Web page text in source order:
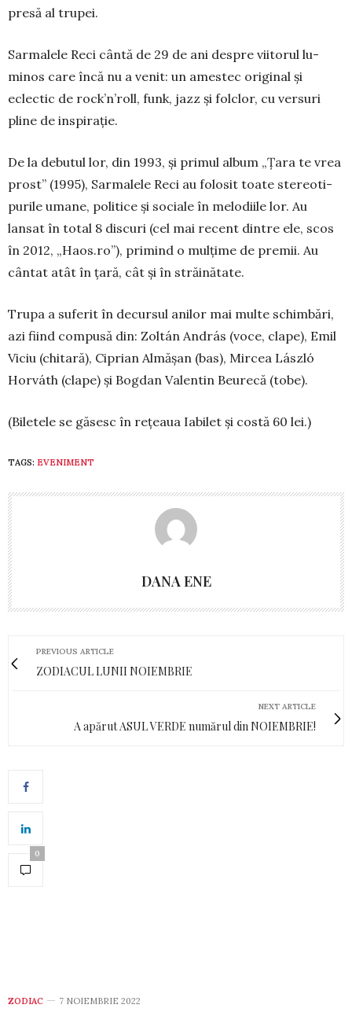
presă al trupei.
Sarmalele Reci cântă de 29 de ani despre viitorul lu­
minos care încă nu a venit: un amestec original şi
eclectic de rock’n’roll, funk, jazz şi folclor, cu versuri
pline de in­spi­rație.
De la debutul lor, din 1993, și primul album „Ţara te vrea
prost” (1995), Sarmalele Reci au folosit toate stereoti­
purile umane, politice și sociale în melodiile lor. Au
lansat în total 8 discuri (cel mai recent dintre ele, scos
în 2012, „Haos.ro”), primind o mulțime de premii. Au
cântat atât în țară, cât și în străinătate.
Trupa a suferit în de­cur­sul anilor mai multe schim­bări,
azi fiind com­pusă din: Zoltán An­drás (voce, cla­pe), Emil
Viciu (chitară), Ci­prian Almășan (bas), Mir­cea László
Horváth (cla­pe) și Bogdan Valentin Beurecă (tobe).
(Biletele se găsesc în re­țeaua Iabilet și costă 60 lei.)
TAGS: EVENIMENT
DANA ENE
PREVIOUS ARTICLE
ZODIACUL LUNII NOIEMBRIE
NEXT ARTICLE
A apărut ASUL VERDE numărul din NOIEMBRIE!
0
ZODIAC 7 NOIEMBRIE 2022